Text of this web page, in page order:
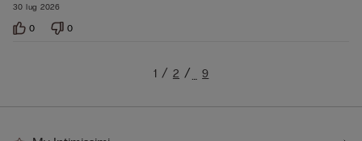
30 lug 2026
0 0
1 2 … 9